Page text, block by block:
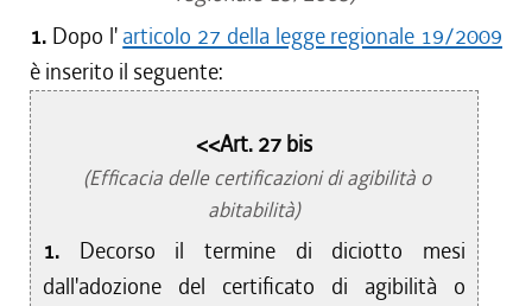
1. Dopo l' articolo 27 della legge regionale 19/2009
è inserito il seguente:
<<Art. 27 bis
(Efficacia delle certificazioni di agibilità o
abitabilità)
1. Decorso il termine di diciotto mesi
dall'adozione del certificato di agibilità o